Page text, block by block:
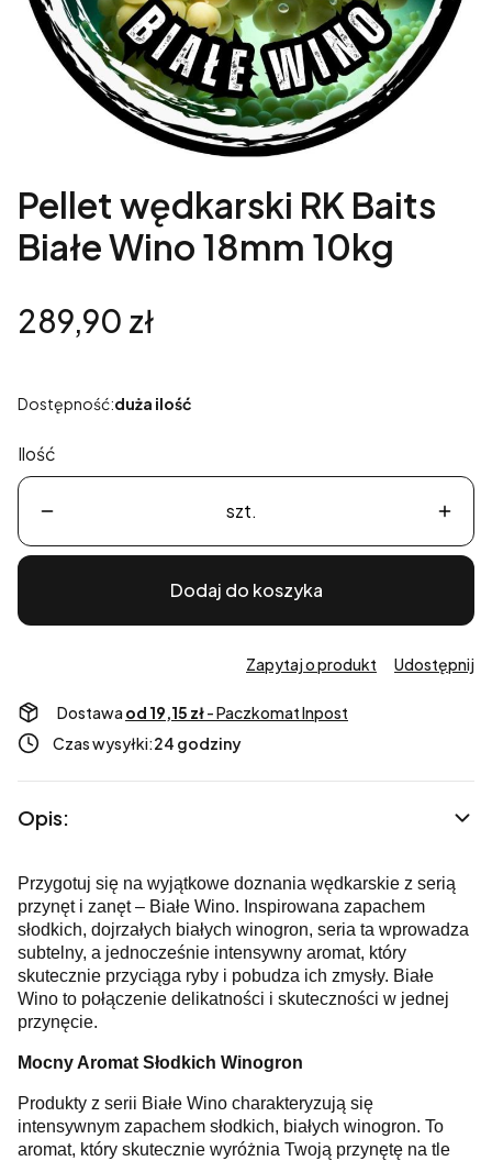
Pellet wędkarski RK Baits
Białe Wino 18mm 10kg
Cena
289,90 zł
Dostępność:duża ilość
Ilość
szt.
Dodaj do koszyka
Zapytaj o produkt Udostępnij
Dostawa od 19,15 zł- Paczkomat Inpost
Czas wysyłki:24 godziny
Opis:
Przygotuj się na wyjątkowe doznania wędkarskie z serią
przynęt i zanęt – Białe Wino. Inspirowana zapachem
słodkich, dojrzałych białych winogron, seria ta wprowadza
subtelny, a jednocześnie intensywny aromat, który
skutecznie przyciąga ryby i pobudza ich zmysły. Białe
Wino to połączenie delikatności i skuteczności w jednej
przynęcie.
Mocny Aromat Słodkich Winogron
Produkty z serii Białe Wino charakteryzują się
intensywnym zapachem słodkich, białych winogron. To
aromat, który skutecznie wyróżnia Twoją przynętę na tle